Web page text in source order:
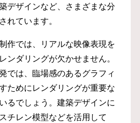
デザインなど、さまざまな分
れています。
作では、リアルな映像表現を
ンダリングが欠かせません。
では、臨場感のあるグラフィ
ためにレンダリングが重要な
るでしょう。建築デザインに
チレン模型などを活用して